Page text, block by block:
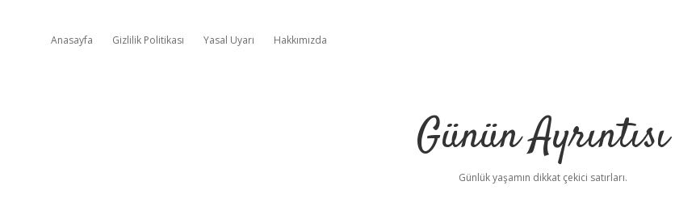
Anasayfa Gizlilik Politikası Yasal Uyarı Hakkımızda
Günün Ayrıntısı
Günlük yaşamın dikkat çekici satırları.